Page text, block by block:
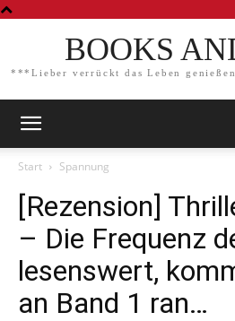
BOOKS
***Lieber verrückt das Leben
Start Spannung
[Rezension]
– Die Frequenz
lesenswert,
an Band 1 ran…